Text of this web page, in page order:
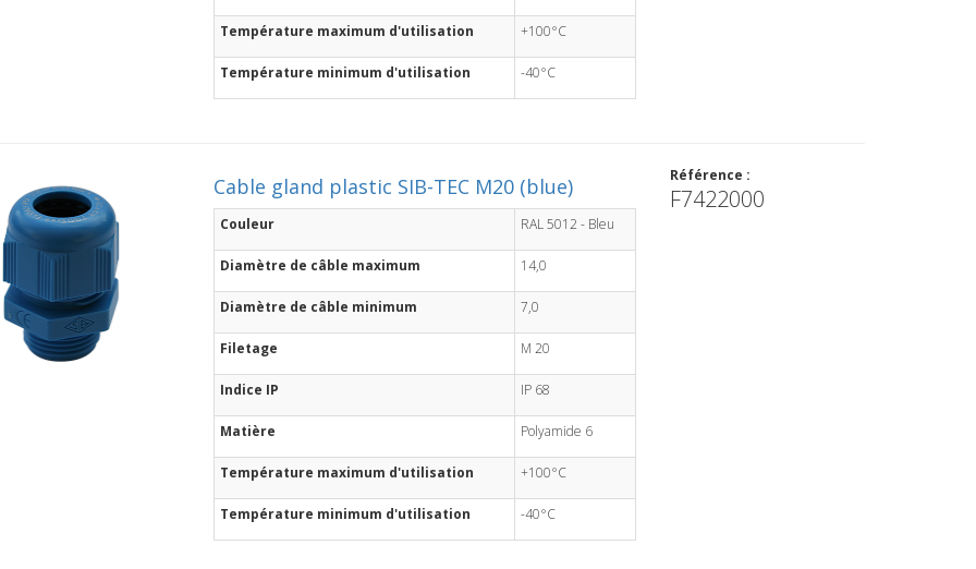
Température maximum d'utilisation +100°C
Température minimum d'utilisation -40°C
Cable gland plastic SIB-TEC M20 (blue)
Couleur RAL 5012 - Bleu
Diamètre de câble maximum 14,0
Diamètre de câble minimum 7,0
Filetage M 20
Indice IP IP 68
Matière Polyamide 6
Température maximum d'utilisation +100°C
Température minimum d'utilisation -40°C
Référence :
F7422000